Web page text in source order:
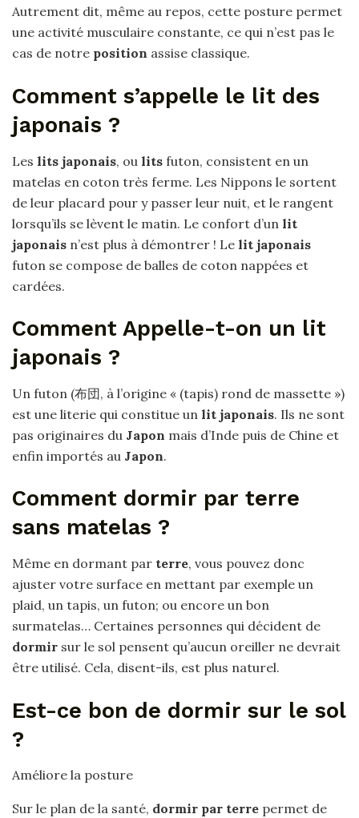
Autrement dit, même au repos, cette posture permet
une activité musculaire constante, ce qui n’est pas le
cas de notre position assise classique.
Comment s’appelle le lit des
japonais ?
Les lits japonais, ou lits futon, consistent en un
matelas en coton très ferme. Les Nippons le sortent
de leur placard pour y passer leur nuit, et le rangent
lorsqu’ils se lèvent le matin. Le confort d’un lit
japonais n’est plus à démontrer ! Le lit japonais
futon se compose de balles de coton nappées et
cardées.
Comment Appelle-t-on un lit
japonais ?
Un futon (布団, à l’origine « (tapis) rond de massette »)
est une literie qui constitue un lit japonais. Ils ne sont
pas originaires du Japon mais d’Inde puis de Chine et
enfin importés au Japon.
Comment dormir par terre
sans matelas ?
Même en dormant par terre, vous pouvez donc
ajuster votre surface en mettant par exemple un
plaid, un tapis, un futon; ou encore un bon
surmatelas… Certaines personnes qui décident de
dormir sur le sol pensent qu’aucun oreiller ne devrait
être utilisé. Cela, disent-ils, est plus naturel.
Est-ce bon de dormir sur le sol
?
Améliore la posture
Sur le plan de la santé, dormir par terre permet de